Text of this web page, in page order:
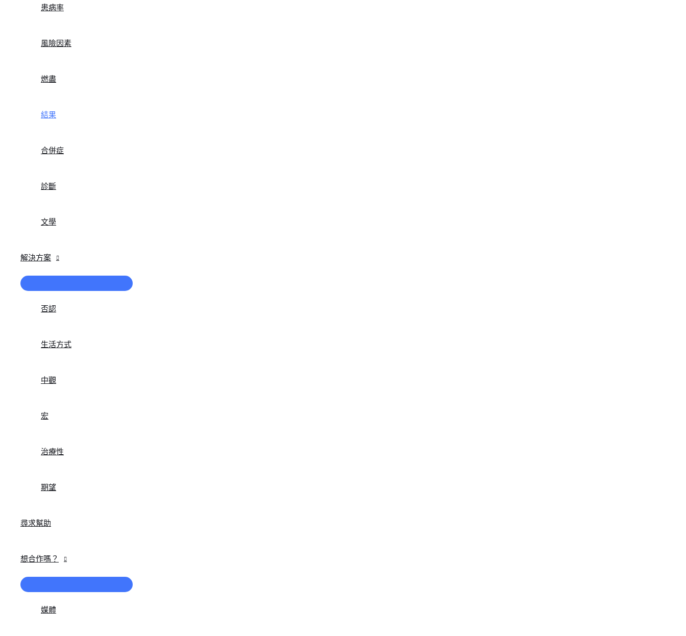
患病率
風險因素
燃盡
結果
合併症
診斷
文學
解決方案
單
否認
生活方式
中觀
宏
治療性
期望
尋求幫助
想合作嗎？
單
媒體